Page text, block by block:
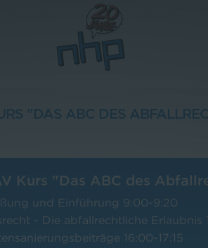
"DAS ABC DES
Kurs "Das ABC des
und Einführung 9:00-9:20
- Die abfallrechtliche Erlaubnis
16:00-17:15